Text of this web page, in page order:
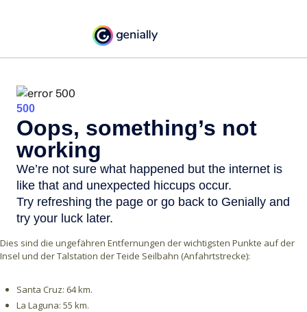
Dies sind die ungefähren Entfernungen der wichtigsten Punkte auf der
Insel und der Talstation der Teide Seilbahn (Anfahrtstrecke):
Santa Cruz: 64 km.
La Laguna: 55 km.